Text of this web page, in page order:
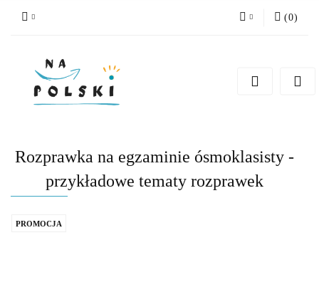
Zarejestruj się
(0)
Rozprawka na egzaminie ósmoklasisty -
przykładowe tematy rozprawek
PROMOCJA